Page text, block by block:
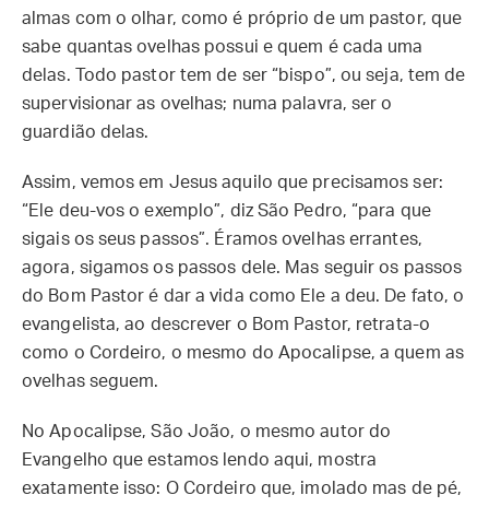
almas com o olhar, como é próprio de um pastor, que
sabe quantas ovelhas possui e quem é cada uma
delas. Todo pastor tem de ser “bispo”, ou seja, tem de
supervisionar as ovelhas; numa palavra, ser o
guardião delas.
Assim, vemos em Jesus aquilo que precisamos ser:
“Ele deu-vos o exemplo”, diz São Pedro, “para que
sigais os seus passos”. Éramos ovelhas errantes,
agora, sigamos os passos dele. Mas seguir os passos
do Bom Pastor é dar a vida como Ele a deu. De fato, o
evangelista, ao descrever o Bom Pastor, retrata-o
como o Cordeiro, o mesmo do Apocalipse, a quem as
ovelhas seguem.
No Apocalipse, São João, o mesmo autor do
Evangelho que estamos lendo aqui, mostra
exatamente isso: O Cordeiro que, imolado mas de pé,